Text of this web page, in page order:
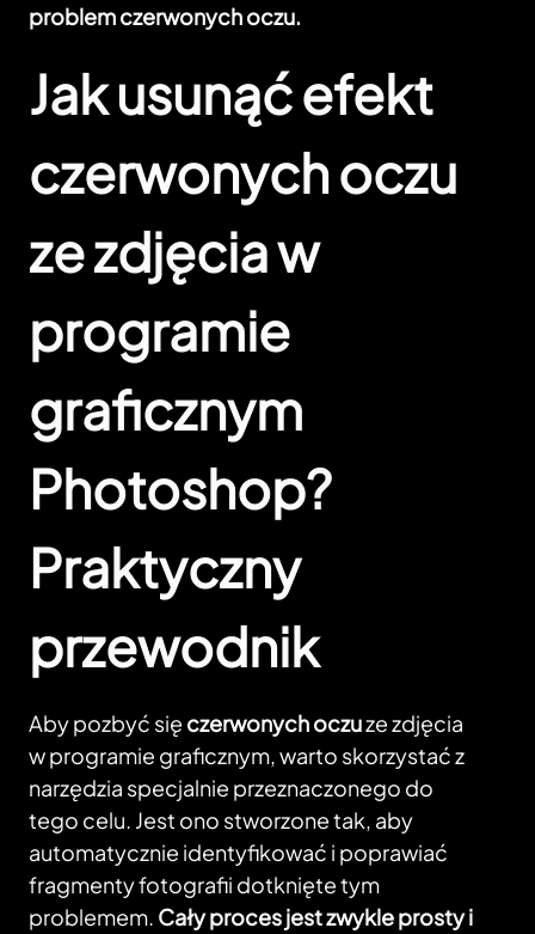
problem czerwonych oczu.
Jak usunąć efekt
czerwonych oczu
ze zdjęcia w
programie
graficznym
Photoshop?
Praktyczny
przewodnik
Aby pozbyć się czerwonych oczuze zdjęcia
w programie graficznym, warto skorzystać z
narzędzia specjalnie przeznaczonego do
tego celu. Jest ono stworzone tak, aby
automatycznie identyfikować i poprawiać
fragmenty fotografii dotknięte tym
problemem. Cały proces jest zwykle prosty i